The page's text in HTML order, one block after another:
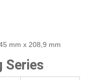
mm x 208,9 mm
Series